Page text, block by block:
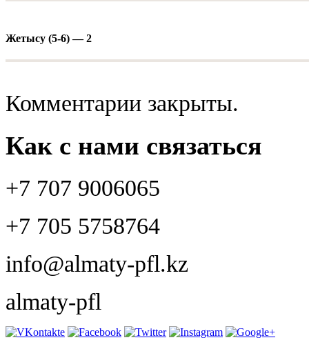
Жетысу (5-6) — 2
Комментарии закрыты.
Как с нами связаться
+7 707 9006065
+7 705 5758764
info@almaty-pfl.kz
almaty-pfl